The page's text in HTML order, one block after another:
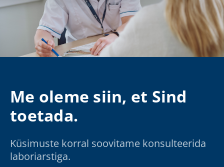
Me oleme siin, et Sind
toetada.
Küsimuste korral soovitame konsulteerida
laboriarstiga.